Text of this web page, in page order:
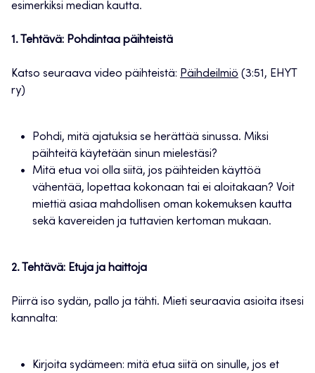
esimerkiksi median kautta.
1. Tehtävä: Pohdintaa päihteistä
Katso seuraava video päihteistä: Päihdeilmiö (3:51, EHYT
ry)
Pohdi, mitä ajatuksia se herättää sinussa. Miksi
päihteitä käytetään sinun mielestäsi?
Mitä etua voi olla siitä, jos päihteiden käyttöä
vähentää, lopettaa kokonaan tai ei aloitakaan? Voit
miettiä asiaa mahdollisen oman kokemuksen kautta
sekä kavereiden ja tuttavien kertoman mukaan.
2. Tehtävä: Etuja ja haittoja
Piirrä iso sydän, pallo ja tähti. Mieti seuraavia asioita itsesi
kannalta:
Kirjoita sydämeen: mitä etua siitä on sinulle, jos et